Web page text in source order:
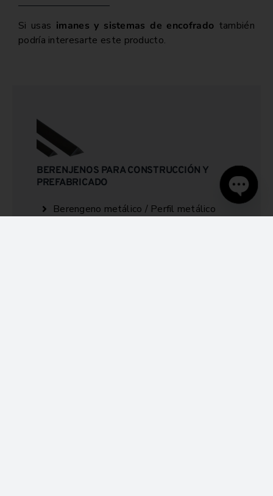
Si usas imanes y sistemas de encofrado también
podría interesarte este producto.
BERENJENOS PARA CONSTRUCCIÓN Y
PREFABRICADO
Berengeno metálico / Perfil metálico
Open
chaty